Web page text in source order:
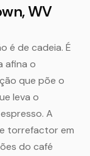
WV
é de cadeia. É
afina o
que põe o
leva o
A
torrefactor em
do café